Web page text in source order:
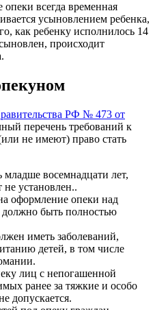
всегда временная
усыновлением ребенка,
как ребенку исполнилось 14
происходит
РФ № 473 от
перечень требований к
не имеют) право стать
восемнадцати лет,
установлен..
оформление опеки над
быть полностью
иметь заболеваний,
детей, в том числе
лиц с непогашенной
ранее за тяжкие и особо
допускается.